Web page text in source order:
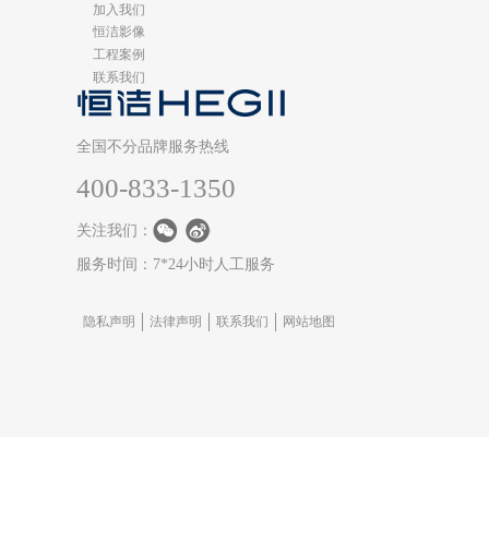
加入我们
恒洁影像
工程案例
联系我们
全国不分品牌服务热线
400-833-1350
关注我们：
服务时间：7*24小时人工服务
隐私声明 法律声明 联系我们 网站地图